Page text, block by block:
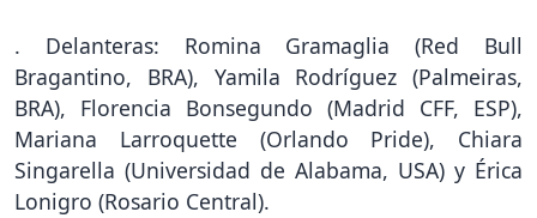
. Delanteras: Romina Gramaglia (Red Bull
Bragantino, BRA), Yamila Rodríguez (Palmeiras,
BRA), Florencia Bonsegundo (Madrid CFF, ESP),
Mariana Larroquette (Orlando Pride), Chiara
Singarella (Universidad de Alabama, USA) y Érica
Lonigro (Rosario Central).